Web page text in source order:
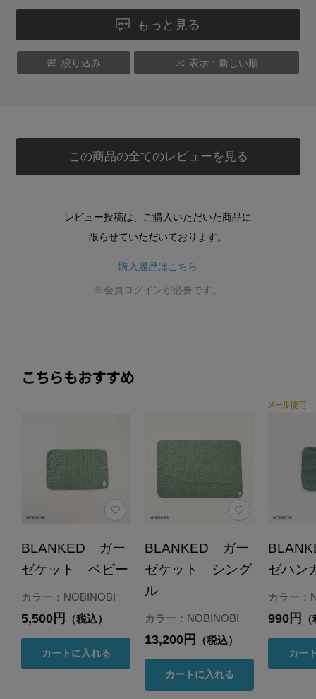
もっと見る
絞り込み 表示：新しい順
この商品の全てのレビューを見る
レビュー投稿は、ご購入いただいた商品に
限らせていただいております。
購入履歴はこちら
※会員ログインが必要です。
こちらもおすすめ
BLANKED ガー
ゼケット ベビー
カラー：NOBINOBI
5,500円 （税込）
カートに入れる
BLANKED ガー
ゼケット シング
ル
カラー：NOBINOBI
13,200円 （税込）
カートに入れる
ゼハン
カラー：
990円
カー